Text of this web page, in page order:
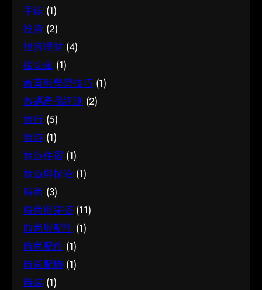
手錶 (1)
投資 (2)
投資理財 (4)
援助金 (1)
教育與學習技巧 (1)
數碼產品評測 (2)
旅行 (5)
旅遊 (1)
旅遊住宿 (1)
旅遊與探險 (1)
時尚 (3)
時尚與穿搭 (11)
時尚與配件 (1)
時尚配件 (1)
時尚配飾 (1)
時裝 (1)